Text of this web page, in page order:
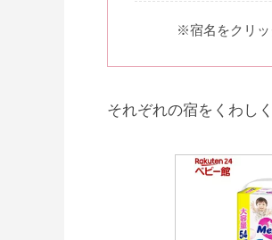
※宿名をクリッ
それぞれの宿をくわし